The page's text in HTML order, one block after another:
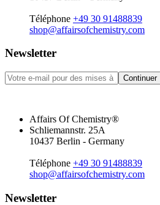
Téléphone +49 30 91488839
shop@affairsofchemistry.com
Newsletter
Continuer
Affairs Of Chemistry®
Schliemannstr. 25A
10437 Berlin - Germany
Téléphone +49 30 91488839
shop@affairsofchemistry.com
Newsletter